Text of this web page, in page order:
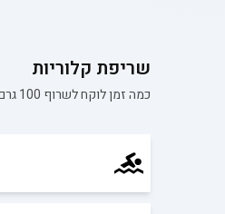
שריפת קלוריות
כמה זמן לוקח לשרוף 100 גרם של